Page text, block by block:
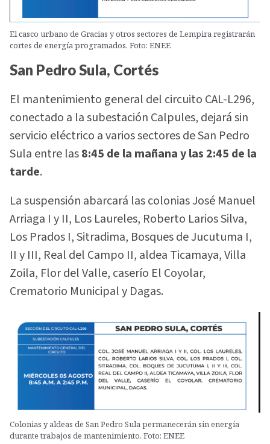
El casco urbano de Gracias y otros sectores de Lempira registrarán
cortes de energía programados. Foto: ENEE
San Pedro Sula, Cortés
El mantenimiento general del circuito CAL-L296,
conectado a la subestación Calpules, dejará sin
servicio eléctrico a varios sectores de San Pedro
Sula entre las8:45 de la mañana y las 2:45 de la
tarde.
La suspensión abarcará las colonias José Manuel
Arriaga I y II, Los Laureles, Roberto Larios Silva,
Los Prados I, Sitradima, Bosques de Jucutuma I,
II y III, Real del Campo II, aldea Ticamaya, Villa
Zoila, Flor del Valle, caserío El Coyolar,
Crematorio Municipal y Dagas.
Colonias y aldeas de San Pedro Sula permanecerán sin energía
durante trabajos de mantenimiento. Foto: ENEE